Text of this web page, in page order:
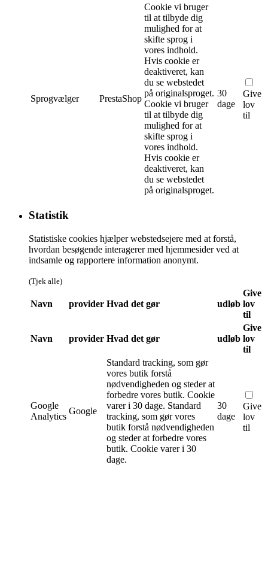
Sprogvælger PrestaShop
Cookie vi bruger
til at tilbyde dig
mulighed for at
skifte sprog i
vores indhold.
Hvis cookie er
deaktiveret, kan
du se webstedet
på originalsproget.
Cookie vi bruger
til at tilbyde dig
mulighed for at
skifte sprog i
vores indhold.
Hvis cookie er
deaktiveret, kan
du se webstedet
på originalsproget.
30
dage
Give
lov
til
Statistik
Statistiske cookies hjælper webstedsejere med at forstå,
hvordan besøgende interagerer med hjemmesider ved at
indsamle og rapportere information anonymt.
(Tjek alle)
Navn provider Hvad det gør udløb
Give
lov
til
Navn provider Hvad det gør udløb
Give
lov
til
Google
Analytics
Google
Standard tracking, som gør
vores butik forstå
nødvendigheden og steder at
forbedre vores butik. Cookie
varer i 30 dage. Standard
tracking, som gør vores
butik forstå nødvendigheden
og steder at forbedre vores
butik. Cookie varer i 30
dage.
30
dage
Give
lov
til